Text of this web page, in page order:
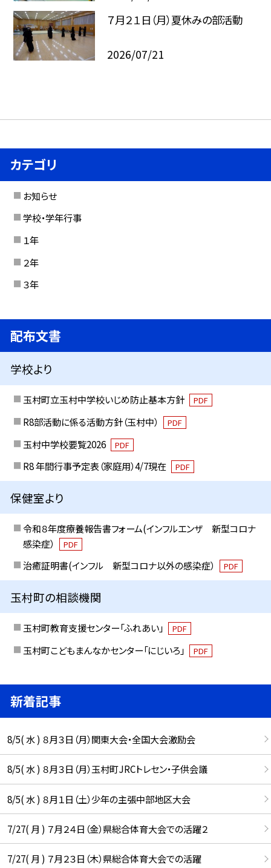
７月２１日（月）夏休みの部活動
2026/07/21
カテゴリ
お知らせ
学校・学年行事
１年
２年
３年
配布文書
学校より
玉村町立玉村中学校いじめ防止基本方針 PDF
R8部活動に係る活動方針（玉村中） PDF
玉村中学校要覧2026 PDF
R8 年間行事予定表（家庭用）4/7現在 PDF
保健室より
令和８年度療養報告書フォーム(インフルエンザ 新型コロナ
感染症）
PDF
治癒証明書(インフル 新型コロナ以外の感染症） PDF
玉村町の相談機関
玉村町教育支援センター「ふれあい」 PDF
玉村町こどもまんなかセンター「にじいろ」 PDF
新着記事
8/5( 水 ) ８月３日（月）関東大会・全国大会激励会
8/5( 水 ) ８月３日（月）玉村町JRCトレセン・子供会議
8/5( 水 ) ８月１日（土）少年の主張中部地区大会
7/27( 月 ) ７月２４日（金）県総合体育大会での活躍２
7/27( 月 ) ７月２３日（木）県総合体育大会での活躍